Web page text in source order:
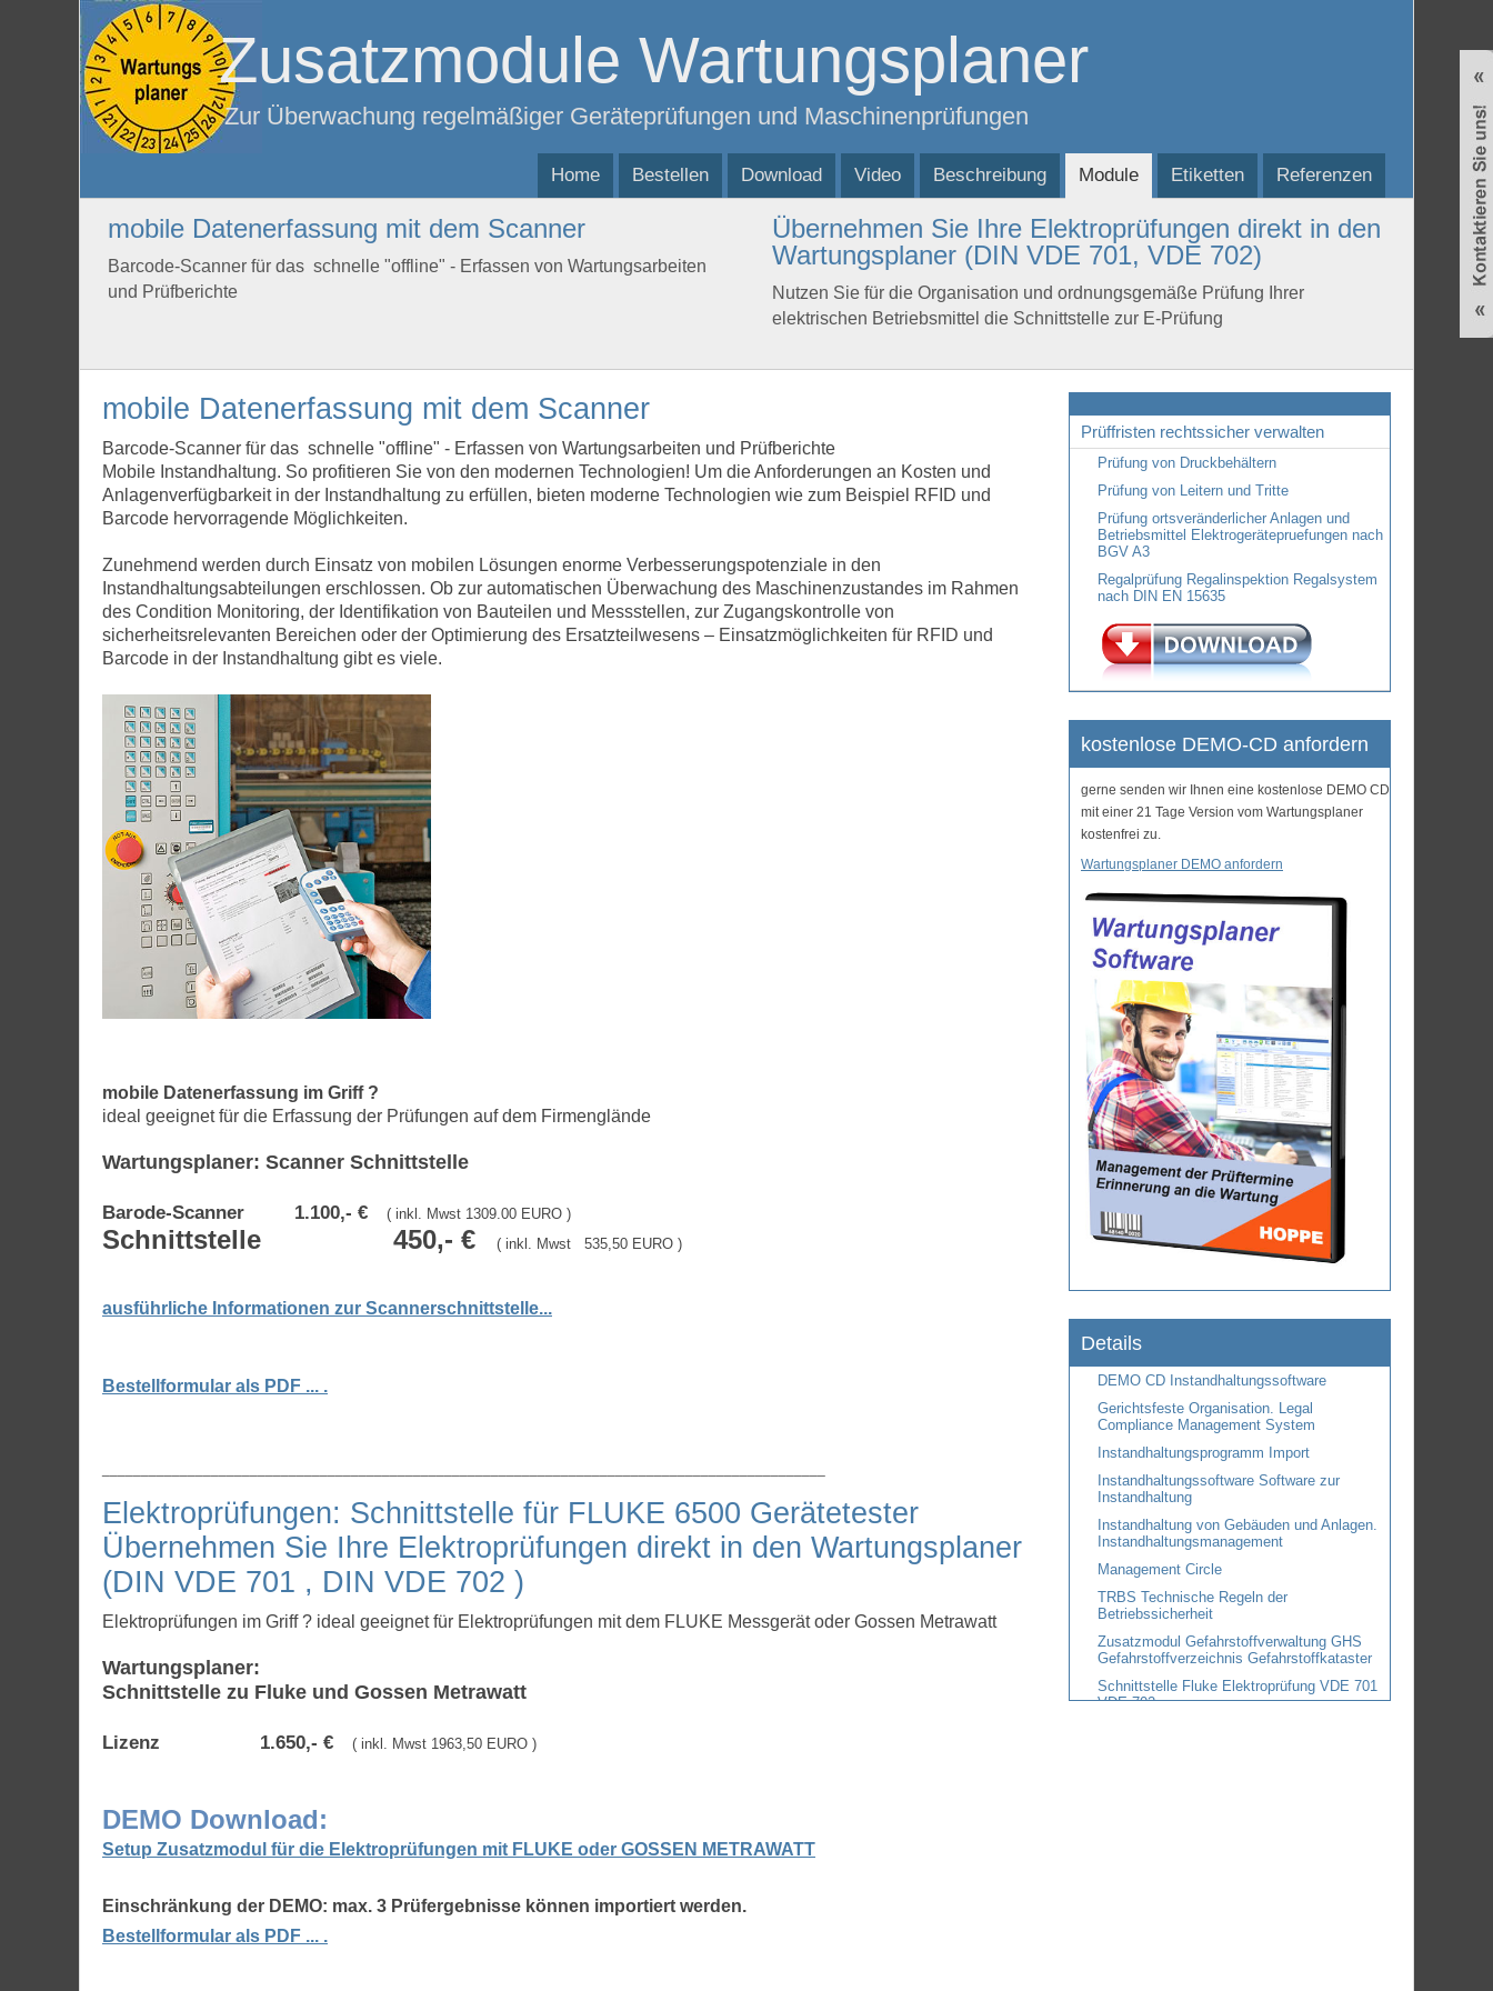
Zusatzmodule Wartungsplaner
Zur Überwachung regelmäßiger Geräteprüfungen und Maschinenprüfungen
Home Bestellen Download Video Beschreibung Module Etiketten Referenzen
mobile Datenerfassung mit dem Scanner
Barcode-Scanner für das schnelle "offline" - Erfassen von Wartungsarbeiten
und Prüfberichte
Übernehmen Sie Ihre Elektroprüfungen direkt in den
Wartungsplaner (DIN VDE 701, VDE 702)
Nutzen Sie für die Organisation und ordnungsgemäße Prüfung Ihrer
elektrischen Betriebsmittel die Schnittstelle zur E-Prüfung
Prüffristen rechtssicher verwalten
Prüfung von Druckbehältern
Prüfung von Leitern und Tritte
Prüfung ortsveränderlicher Anlagen und
Betriebsmittel Elektrogerätepruefungen nach
BGV A3
Regalprüfung Regalinspektion Regalsystem
nach DIN EN 15635
kostenlose DEMO-CD anfordern
gerne senden wir Ihnen eine kostenlose DEMO CD
mit einer 21 Tage Version vom Wartungsplaner
kostenfrei zu.
Wartungsplaner DEMO anfordern
Details
DEMO CD Instandhaltungssoftware
Gerichtsfeste Organisation. Legal
Compliance Management System
Instandhaltungsprogramm Import
Instandhaltungssoftware Software zur
Instandhaltung
Instandhaltung von Gebäuden und Anlagen.
Instandhaltungsmanagement
Management Circle
TRBS Technische Regeln der
Betriebssicherheit
Zusatzmodul Gefahrstoffverwaltung GHS
Gefahrstoffverzeichnis Gefahrstoffkataster
Schnittstelle Fluke Elektroprüfung VDE 701
VDE 702
mobile Datenerfassung mit dem Scanner
Barcode-Scanner für das schnelle "offline" - Erfassen von Wartungsarbeiten und Prüfberichte
Mobile Instandhaltung. So profitieren Sie von den modernen Technologien! Um die Anforderungen an Kosten und
Anlagenverfügbarkeit in der Instandhaltung zu erfüllen, bieten moderne Technologien wie zum Beispiel RFID und
Barcode hervorragende Möglichkeiten.
Zunehmend werden durch Einsatz von mobilen Lösungen enorme Verbesserungspotenziale in den
Instandhaltungsabteilungen erschlossen. Ob zur automatischen Überwachung des Maschinenzustandes im Rahmen
des Condition Monitoring, der Identifikation von Bauteilen und Messstellen, zur Zugangskontrolle von
sicherheitsrelevanten Bereichen oder der Optimierung des Ersatzteilwesens – Einsatzmöglichkeiten für RFID und
Barcode in der Instandhaltung gibt es viele.
mobile Datenerfassung im Griff ?
ideal geeignet für die Erfassung der Prüfungen auf dem Firmenglände
Wartungsplaner: Scanner Schnittstelle
Barode-Scanner 1.100,- € ( inkl. Mwst 1309.00 EURO )
Schnittstelle 450,- € ( inkl. Mwst 535,50 EURO )
ausführliche Informationen zur Scannerschnittstelle...
Bestellformular als PDF ... .
Elektroprüfungen: Schnittstelle für FLUKE 6500 Gerätetester
Übernehmen Sie Ihre Elektroprüfungen direkt in den Wartungsplaner
(DIN VDE 701 , DIN VDE 702 )
Elektroprüfungen im Griff ? ideal geeignet für Elektroprüfungen mit dem FLUKE Messgerät oder Gossen Metrawatt
Wartungsplaner:
Schnittstelle zu Fluke und Gossen Metrawatt
Lizenz 1.650,- € ( inkl. Mwst 1963,50 EURO )
DEMO Download:
Setup Zusatzmodul für die Elektroprüfungen mit FLUKE oder GOSSEN METRAWATT
Einschränkung der DEMO: max. 3 Prüfergebnisse können importiert werden.
Bestellformular als PDF ... .